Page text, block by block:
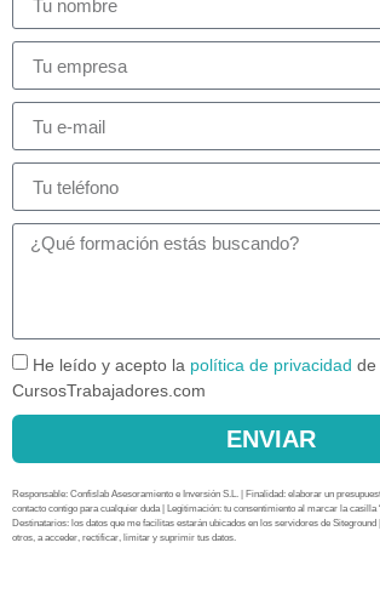
He leído y acepto la política de privacidad de
CursosTrabajadores.com
ENVIAR
Responsable: Confislab Asesoramiento e Inversión S.L. | Finalidad: elaborar un
contacto contigo para cualquier duda | Legitimación: tu consentimiento al marcar la casilla
Destinatarios: los datos que me facilitas estarán ubicados en los servidores de
otros, a acceder, rectificar, limitar y suprimir tus datos.